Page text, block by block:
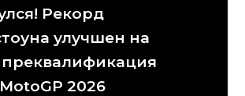
Рекорд
улучшен на
преквалификация
2026